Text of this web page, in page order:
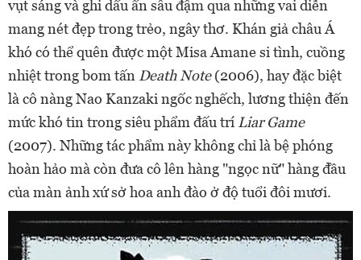
vụt sáng và ghi dấu ấn sâu đậm qua những vai diễn
mang nét đẹp trong trẻo, ngây thơ. Khán giả châu Á
khó có thể quên được một Misa Amane si tình, cuồng
nhiệt trong bom tấn Death Note(2006), hay đặc biệt
là cô nàng Nao Kanzaki ngốc nghếch, lương thiện đến
mức khó tin trong siêu phẩm đấu trí Liar Game
(2007). Những tác phẩm này không chỉ là bệ phóng
hoàn hảo mà còn đưa cô lên hàng "ngọc nữ" hàng đầu
của màn ảnh xứ sở hoa anh đào ở độ tuổi đôi mươi.